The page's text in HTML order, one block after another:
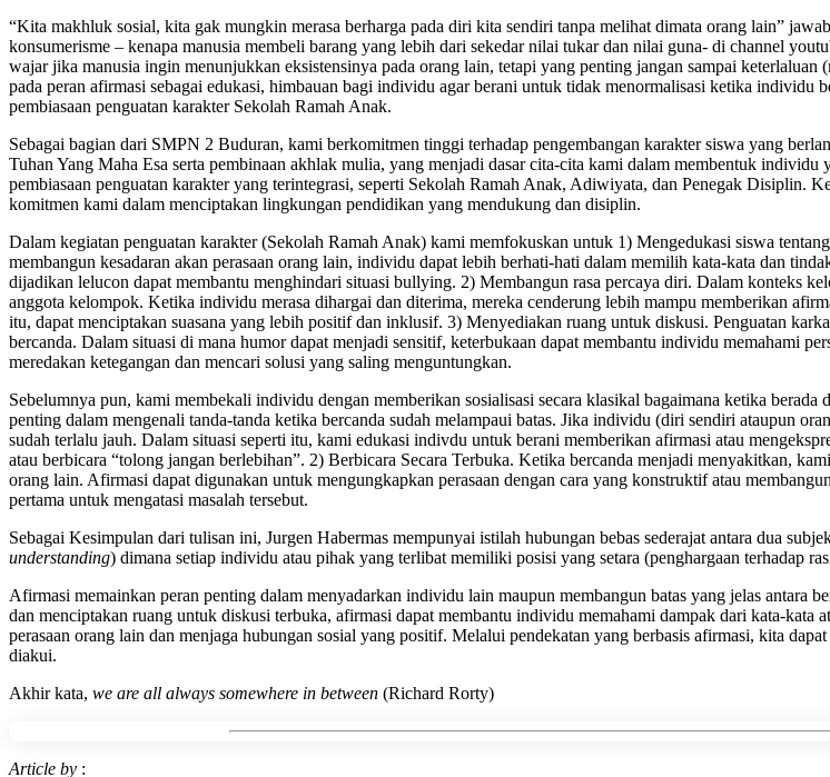
“Kita makhluk sosial, kita gak mungkin merasa berharga pada diri kita sendiri tanpa melihat dimata orang lain”
konsumerisme – kenapa manusia membeli barang yang lebih dari sekedar nilai tukar dan nilai guna- di channel
wajar jika manusia ingin menunjukkan eksistensinya pada orang lain, tetapi yang penting jangan sampai
pada peran afirmasi sebagai edukasi, himbauan bagi individu agar berani untuk tidak menormalisasi ketika
pembiasaan penguatan karakter Sekolah Ramah Anak.
Sebagai bagian dari SMPN 2 Buduran, kami berkomitmen tinggi terhadap pengembangan karakter siswa yang
Tuhan Yang Maha Esa serta pembinaan akhlak mulia, yang menjadi dasar cita-cita kami dalam membentuk
pembiasaan penguatan karakter yang terintegrasi, seperti Sekolah Ramah Anak, Adiwiyata, dan Penegak Disiplin.
komitmen kami dalam menciptakan lingkungan pendidikan yang mendukung dan disiplin.
Dalam kegiatan penguatan karakter (Sekolah Ramah Anak) kami memfokuskan untuk 1) Mengedukasi siswa
membangun kesadaran akan perasaan orang lain, individu dapat lebih berhati-hati dalam memilih kata-kata dan
dijadikan lelucon dapat membantu menghindari situasi bullying. 2) Membangun rasa percaya diri. Dalam konteks
anggota kelompok. Ketika individu merasa dihargai dan diterima, mereka cenderung lebih mampu memberikan
itu, dapat menciptakan suasana yang lebih positif dan inklusif. 3) Menyediakan ruang untuk diskusi. Penguatan
bercanda. Dalam situasi di mana humor dapat menjadi sensitif, keterbukaan dapat membantu individu memahami
meredakan ketegangan dan mencari solusi yang saling menguntungkan.
Sebelumnya pun, kami membekali individu dengan memberikan sosialisasi secara klasikal bagaimana ketika
penting dalam mengenali tanda-tanda ketika bercanda sudah melampaui batas. Jika individu (diri sendiri ataupun
sudah terlalu jauh. Dalam situasi seperti itu, kami edukasi indivdu untuk berani memberikan afirmasi atau
atau berbicara “tolong jangan berlebihan”. 2) Berbicara Secara Terbuka. Ketika bercanda menjadi menyakitkan,
orang lain. Afirmasi dapat digunakan untuk mengungkapkan perasaan dengan cara yang konstruktif atau
pertama untuk mengatasi masalah tersebut.
Sebagai Kesimpulan dari tulisan ini, Jurgen Habermas mempunyai istilah hubungan bebas sederajat antara dua
understanding) dimana setiap individu atau pihak yang terlibat memiliki posisi yang setara (penghargaan terhadap
Afirmasi memainkan peran penting dalam menyadarkan individu lain maupun membangun batas yang jelas antara
dan menciptakan ruang untuk diskusi terbuka, afirmasi dapat membantu individu memahami dampak dari kata-
perasaan orang lain dan menjaga hubungan sosial yang positif. Melalui pendekatan yang berbasis afirmasi, kita
diakui.
Akhir kata, we are all always somewhere in between (Richard Rorty)
Article by :